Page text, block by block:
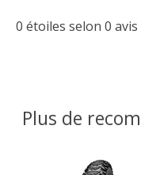
0 étoiles selon 0 avis
Plus de
Articles du carrousel